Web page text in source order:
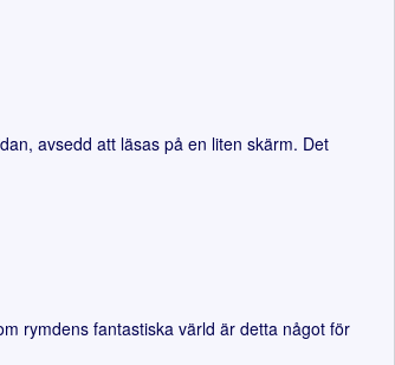
avsedd att läsas på en liten skärm. Det
rymdens fantastiska värld är detta något för